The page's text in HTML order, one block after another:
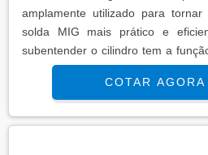
amplamente utilizado para
solda MIG mais prático e
subentender o cilindro tem a
as misturas de gases de forma
seja realizada a aplicação dos
efetiva no momento da solda.
do material A mistura
COTAR AGORA